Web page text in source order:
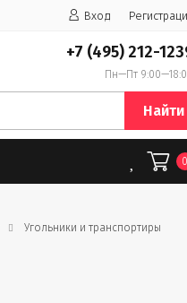
Вход
+7 (495) 212-
Пн—Пт
Найти
Угольники и транспортиры